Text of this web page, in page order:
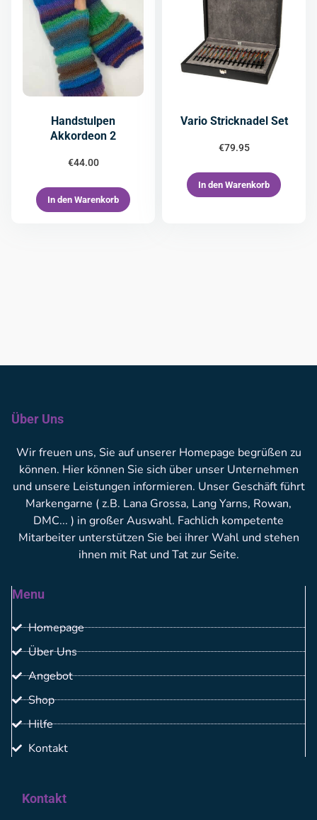
Handstulpen
Akkordeon 2
€44.00
In den Warenkorb
Vario Stricknadel Set
€79.95
In den Warenkorb
Über Uns
Wir freuen uns, Sie auf unserer Homepage begrüßen zu
können. Hier können Sie sich über unser Unternehmen
und unsere Leistungen informieren. Unser Geschäft führt
Markengarne ( z.B. Lana Grossa, Lang Yarns, Rowan,
DMC... ) in großer Auswahl. Fachlich kompetente
Mitarbeiter unterstützen Sie bei ihrer Wahl und stehen
ihnen mit Rat und Tat zur Seite.
Menu
Homepage
Über Uns
Angebot
Shop
Hilfe
Kontakt
Kontakt